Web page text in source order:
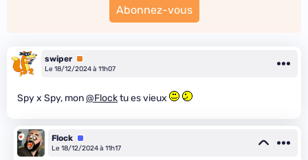
Abonnez-vous
swiper Premium
Le 18/12/2024 à 11h07
Spy x Spy, mon@Flocktu es vieux
Flock Équipe
Le 18/12/2024 à 11h17